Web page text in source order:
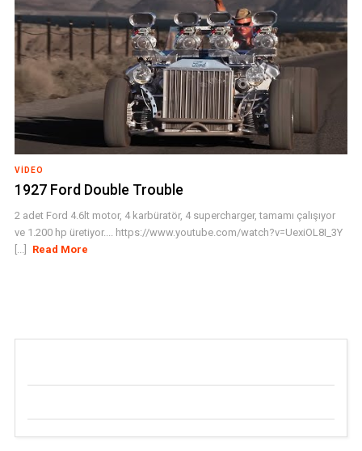
VIDEO
1927 Ford Double Trouble
2 adet Ford 4.6lt motor, 4 karbüratör, 4 supercharger, tamamı çalışıyor
ve 1.200 hp üretiyor.... https://www.youtube.com/watch?v=UexiOL8I_3Y
[...]
Read More